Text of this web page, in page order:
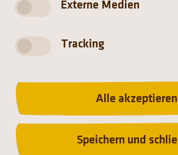
Herkunft
Europa
Startseite
Externe Medien
Tracking
Alle akzeptieren
Speichern und